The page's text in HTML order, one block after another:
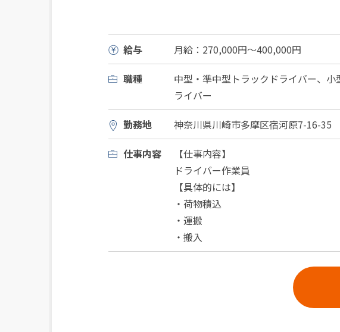
給与 月給：270,000円〜400,000円
職種
中型・準中型トラックドライバー、小
ライバー
勤務地 神奈川県川崎市多摩区宿河原7-16-35
仕事内容
【仕事内容】
ドライバー作業員
【具体的には】
・荷物積込
・運搬
・搬入